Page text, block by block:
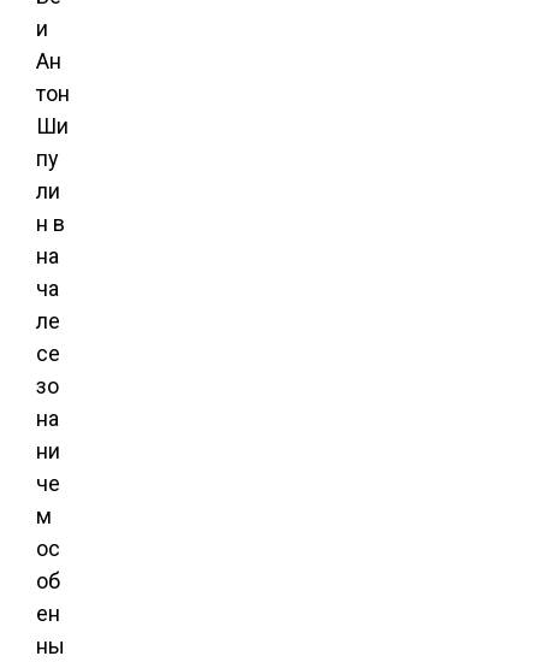
и
Ан
тон
Ши
пу
ли
н в
на
ча
ле
се
зо
на
ни
че
м
ос
об
ен
ны